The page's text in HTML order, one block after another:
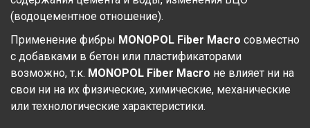
(водоцементное отношение).
Применение фибры MONOPOL Fiber Macro совместно
с добавками в бетон или пластификаторами
возможно, т.к. MONOPOL Fiber Macro не влияет ни на
свои ни на их физические, химические, механические
или технологические характеристики.